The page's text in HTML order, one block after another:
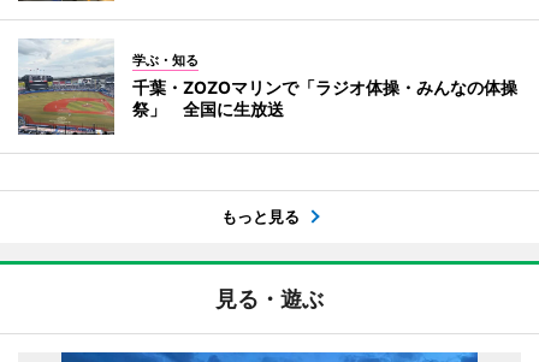
学ぶ・知る
千葉・ZOZOマリンで「ラジオ体操・みんなの体操
祭」 全国に生放送
もっと見る
見る・遊ぶ